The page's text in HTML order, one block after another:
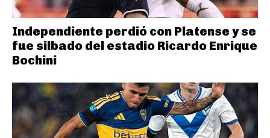
Independiente perdió con Platense y se
fue silbado del estadio Ricardo Enrique
Bochini